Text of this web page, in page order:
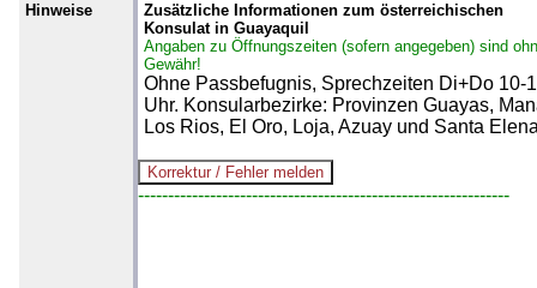
Hinweise
Zusätzliche Informationen zum österreichischen
Konsulat in Guayaquil
Angaben zu Öffnungszeiten (sofern angegeben) sind
Gewähr!
Ohne Passbefugnis, Sprechzeiten Di+Do 10-
Uhr. Konsularbezirke: Provinzen Guayas,
Los Rios, El Oro, Loja, Azuay und Santa Elena
--------------------------------------------------------------